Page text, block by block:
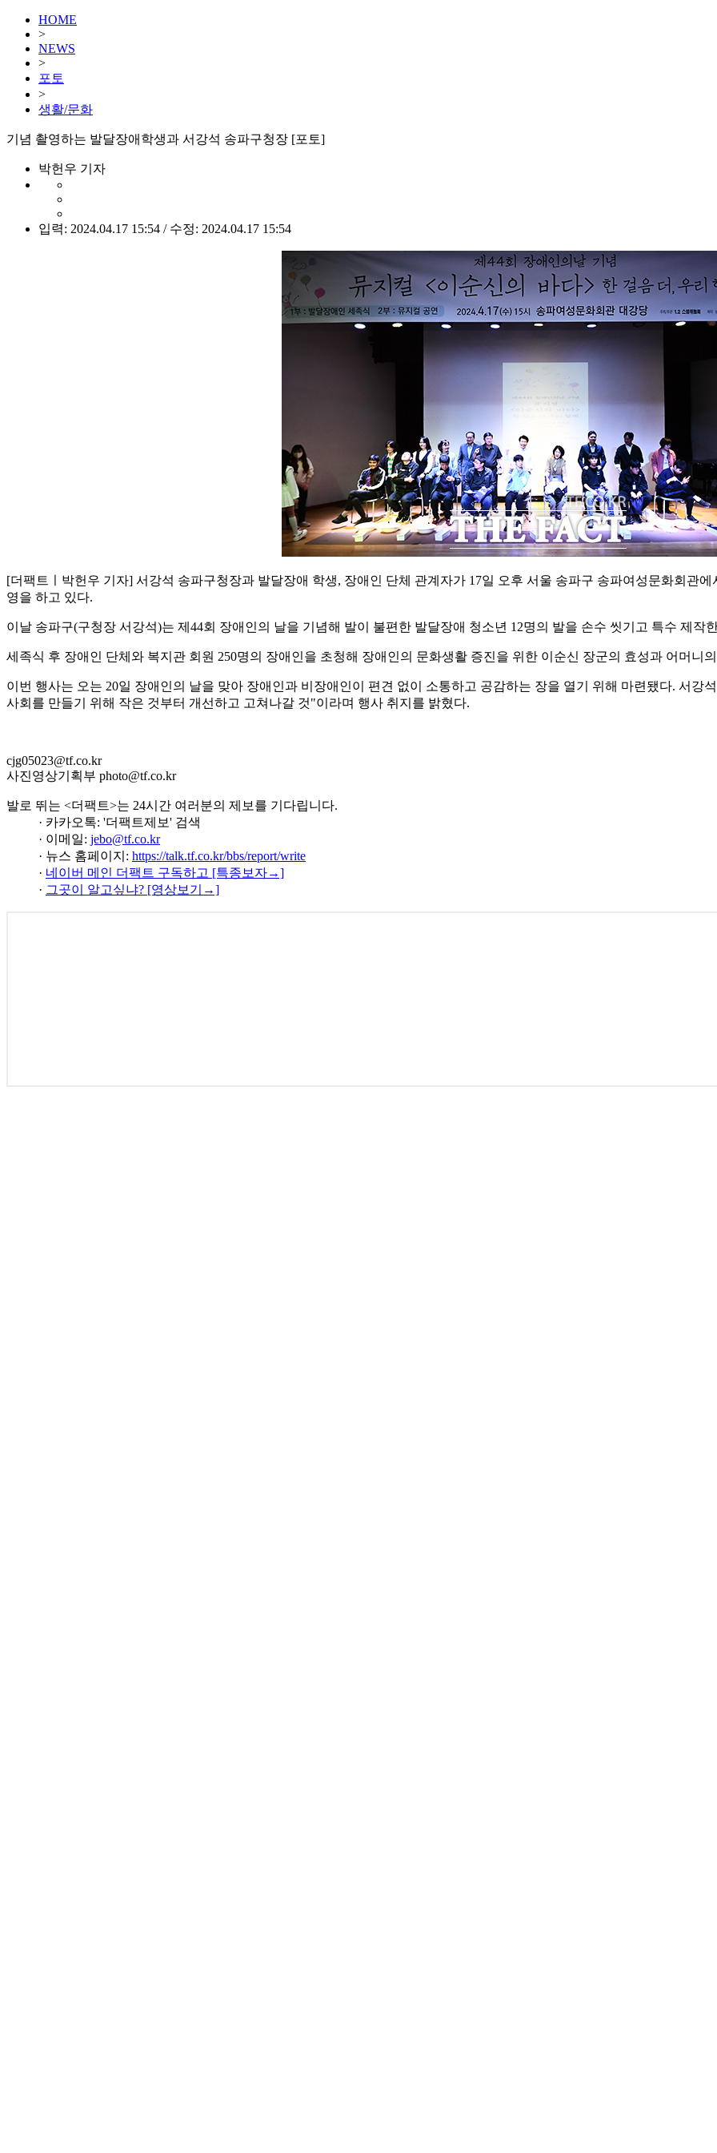
HOME
>
NEWS
>
포토
>
생활/문화
기념 촬영하는 발달장애학생과 서강석 송파구청장 [포토]
박헌우 기자
입력: 2024.04.17 15:54 / 수정: 2024.04.17 15:54
[더팩트ㅣ박헌우 기자] 서강석 송파구청장과 발달장애 학생, 장애인 단체 관계자가 17일 오후 서울 송파구 송파여성문화회관
영을 하고 있다.
이날 송파구(구청장 서강석)는 제44회 장애인의 날을 기념해 발이 불편한 발달장애 청소년 12명의 발을 손수 씻기고 특수 제
세족식 후 장애인 단체와 복지관 회원 250명의 장애인을 초청해 장애인의 문화생활 증진을 위한 이순신 장군의 효성과 어머니
이번 행사는 오는 20일 장애인의 날을 맞아 장애인과 비장애인이 편견 없이 소통하고 공감하는 장을 열기 위해 마련됐다. 서강
사회를 만들기 위해 작은 것부터 개선하고 고쳐나갈 것"이라며 행사 취지를 밝혔다.
cjg05023@tf.co.kr
사진영상기획부 photo@tf.co.kr
발로 뛰는 <더팩트>는 24시간 여러분의 제보를 기다립니다.
· 카카오톡: '더팩트제보' 검색
· 이메일: jebo@tf.co.kr
· 뉴스 홈페이지: https://talk.tf.co.kr/bbs/report/write
· 네이버 메인 더팩트 구독하고 [특종보자→]
· 그곳이 알고싶냐? [영상보기→]